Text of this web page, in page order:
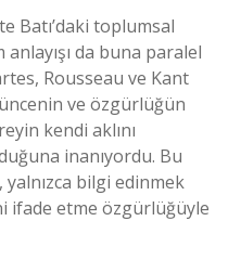
Batı’daki toplumsal
anlayışı da buna paralel
Rousseau ve Kant
ve özgürlüğün
kendi aklını
inanıyordu. Bu
yalnızca bilgi edinmek
ifade etme özgürlüğüyle